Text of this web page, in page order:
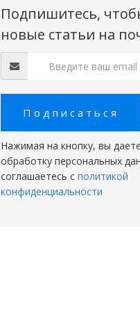
Подпишитесь,
новые статьи на
Подписаться
Нажимая на кнопку, вы
обработку персональных
соглашаетесь c политикой
конфиденциальности